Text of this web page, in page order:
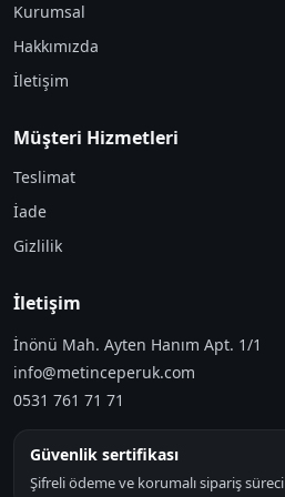
Kurumsal
Hakkımızda
İletişim
Müşteri Hizmetleri
Teslimat
İade
Gizlilik
İletişim
İnönü Mah. Ayten Hanım Apt. 1/1
info@metinceperuk.com
0531 761 71 71
Güvenlik sertifikası
Şifreli ödeme ve korumalı sipariş süreci